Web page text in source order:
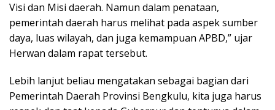
Visi dan Misi daerah. Namun dalam penataan,
pemerintah daerah harus melihat pada aspek sumber
daya, luas wilayah, dan juga kemampuan APBD,” ujar
Herwan dalam rapat tersebut.
Lebih lanjut beliau mengatakan sebagai bagian dari
Pemerintah Daerah Provinsi Bengkulu, kita juga harus